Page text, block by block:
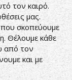
τον καιρό.
μας.
που σκοπεύουμε
Θέλουμε κάθε
από τον
και με